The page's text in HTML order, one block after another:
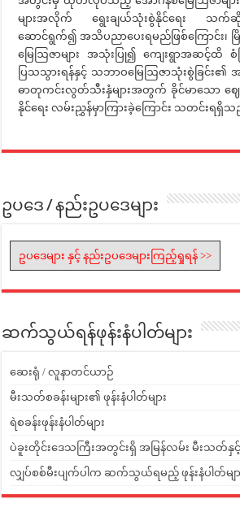
များအလိုက် ရွေးချယ်သုံးစွဲနိုင်ရေး သက်ဆိုင်
ဆောင်ရွက်၍ အသိပညာပေးရမည်ဖြစ်ကြောင်း၊ မ
မြေဩဇာများ အသုံးပြု၍ ကျေးရွာအဆင့်ထိ စံပ
ပြသသွားရန်နှင့် သဘာဝမြေဩဇာသုံးစွဲခြင်း၏ အက
ဓာတုကင်းလွတ်သီးနှံများအတွက် ခိုင်မာသော ဈ
နိုင်ရေး လမ်းညွှန်မှာကြားခဲ့ကြောင်း သတင်းရရှိသ
ဥပဒေ / နည်းဥပဒေများ
ဥပဒေများ နှင့် နည်းဥပဒေများကြည့်ရှုရန် >>
ဆက်သွယ်ရန်ဖုန်းနံပါတ်များ
ဆေးရုံ / လူနာတင်ယာဉ်
မီးသတ်စခန်းများ၏ ဖုန်းနံပါတ်များ
ရဲစခန်းဖုန်းနံပါတ်များ
ပဲခူးတိုင်းဒေသကြီးအတွင်းရှိ အမြန်လမ်း မီးသတ်နှင့် ရဲ
လျှပ်စစ်မီးပျက်ပါက ဆက်သွယ်ရမည့် ဖုန်းနံပါတ်မျာ